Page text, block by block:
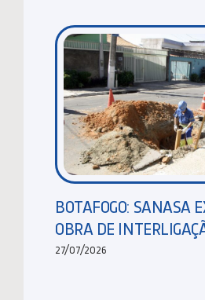
BOTAFOGO: SANASA
OBRA DE
27/07/2026